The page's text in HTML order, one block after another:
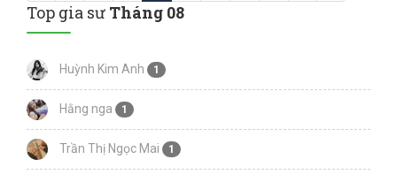
Top gia sư Tháng 08
Huỳnh Kim Anh 1
Hằng nga 1
Trần Thị Ngọc Mai 1